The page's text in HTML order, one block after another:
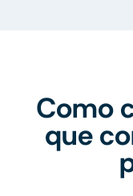
Como
que